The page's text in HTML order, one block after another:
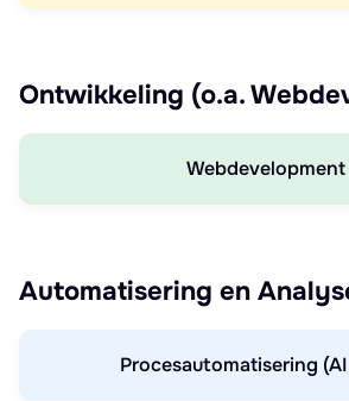
Ontwikkeling (o.a.
Webdevelopment
Automatisering en
Procesautomatisering